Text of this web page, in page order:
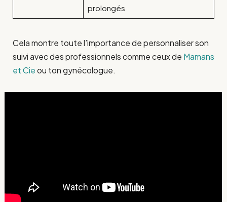
prolongés
Cela montre toute l’importance de personnaliser son
suivi avec des professionnels comme ceux de Mamans
et Cieou ton gynécologue.